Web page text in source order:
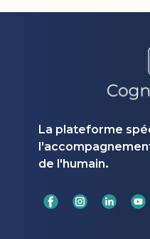
La plateforme
de l'humain.